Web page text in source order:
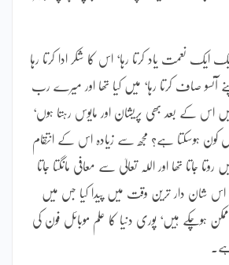
ایک نعمت یاد کرتا رہا‘ اس کا شکر ادا کرتا رہا
آنسو صاف کرتا رہا‘ میں کیا تھا اور میرے رب
میں اس کے بعد بھی پریشان اور مایوس رہتا ہوں‘
کون ہوسکتا ہے؟ مجھ سے زیادہ اس کے انتقام
جاتا تھا اور اللہ تعالیٰ سے معافی مانگتا جاتا
شان دار ترین وقت میں پیدا کیا جس میں
ہوچکے ہیں‘ پوری دنیا کا علم موبائل فون کی